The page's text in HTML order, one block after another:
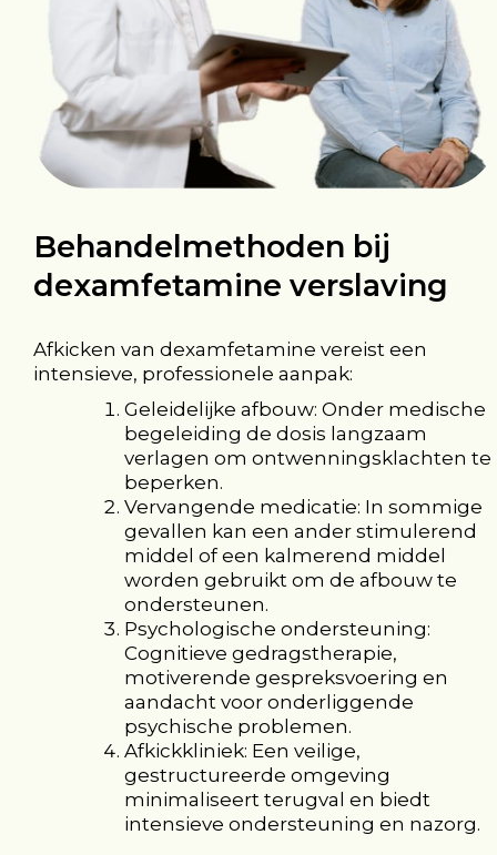
Behandelmethoden bij
dexamfetamine verslaving
Afkicken van dexamfetamine vereist een
intensieve, professionele aanpak:
Geleidelijke afbouw: Onder medische
begeleiding de dosis langzaam
verlagen om ontwenningsklachten te
beperken.
Vervangende medicatie: In sommige
gevallen kan een ander stimulerend
middel of een kalmerend middel
worden gebruikt om de afbouw te
ondersteunen.
Psychologische ondersteuning:
Cognitieve gedragstherapie,
motiverende gespreksvoering en
aandacht voor onderliggende
psychische problemen.
Afkickkliniek: Een veilige,
gestructureerde omgeving
minimaliseert terugval en biedt
intensieve ondersteuning en nazorg.